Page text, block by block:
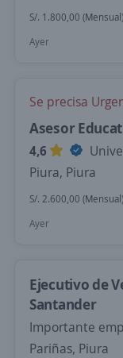
S/. 1.800,00
Ayer
Se precisa
Asesor
4,6
Piura, Piura
S/. 2.600,00 (Mensual)
Ayer
Ejecutivo de
Santander
Importante
Pariñas, Piura